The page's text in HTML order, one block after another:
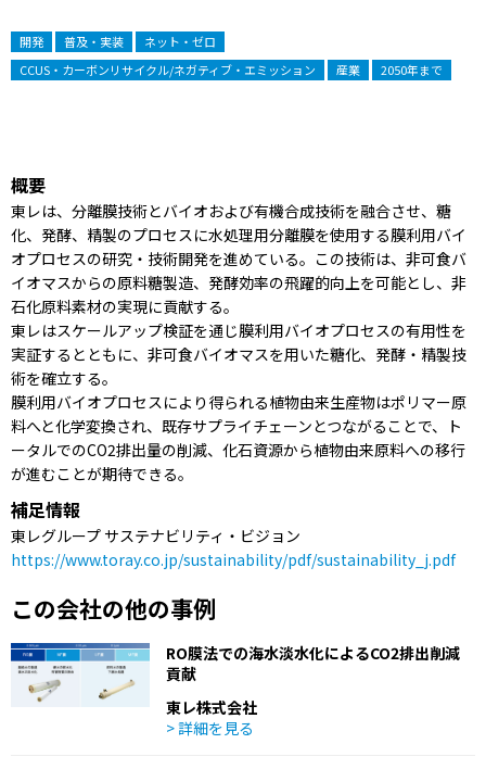
開発 普及・実装
ネット・ゼロ
CCUS・カーボンリサイクル/ネガティブ・エミッション
産業 2050年まで
概要
東レは、分離膜技術とバイオおよび有機合成技術を融合させ、糖
化、発酵、精製のプロセスに水処理用分離膜を使用する膜利用バイ
オプロセスの研究・技術開発を進めている。この技術は、非可食バ
イオマスからの原料糖製造、発酵効率の飛躍的向上を可能とし、非
石化原料素材の実現に貢献する。
東レはスケールアップ検証を通じ膜利用バイオプロセスの有用性を
実証するとともに、非可食バイオマスを用いた糖化、発酵・精製技
術を確立する。
膜利用バイオプロセスにより得られる植物由来生産物はポリマー原
料へと化学変換され、既存サプライチェーンとつながることで、ト
ータルでのCO2排出量の削減、化石資源から植物由来原料への移行
が進むことが期待できる。
補足情報
東レグループ サステナビリティ・ビジョン
https://www.toray.co.jp/sustainability/pdf/sustainability_j.pdf
この会社の他の事例
RO膜法での海水淡水化によるCO2排出削減
貢献
東レ株式会社
> 詳細を見る